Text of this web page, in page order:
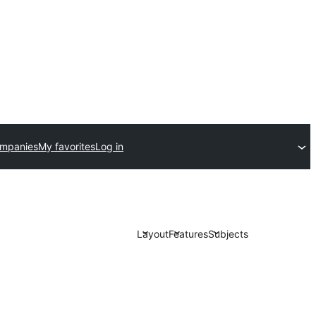
My favoritesLog in
LayoutFeaturesSubjects